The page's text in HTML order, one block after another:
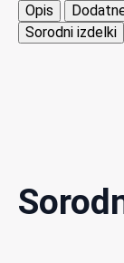
Opis
Sorodni izdelki